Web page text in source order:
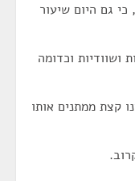
גם היום שיעור
יפניות ושוודיות וכדומה
קצת ממתנים אותו